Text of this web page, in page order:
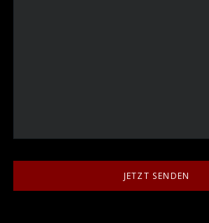
JETZT SENDEN